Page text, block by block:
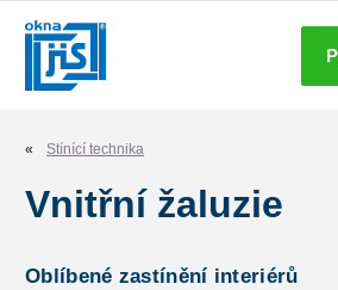
Stínící technika
Vnitřní žaluzie
Oblíbené zastínění interiérů
Dveře
Stínící technika
Doplňky